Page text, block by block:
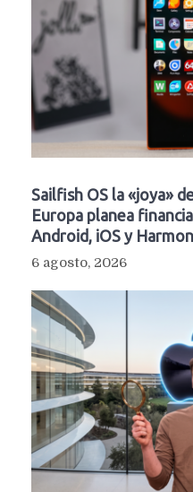
Sailfish OS la «joya»
Europa planea
Android, iOS y
6 agosto, 2026